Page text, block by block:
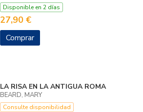
Disponible en 2 días
27,90 €
Comprar
LA RISA EN LA ANTIGUA ROMA
BEARD, MARY
Consulte disponibilidad